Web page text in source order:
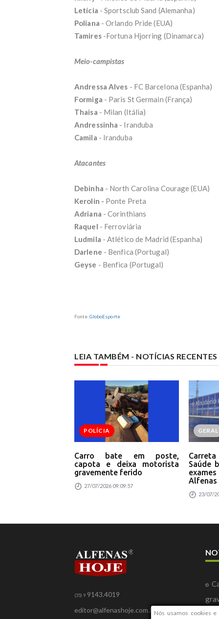
Letícia - Sportsclub Sand (Alemanha)
Poliana - Orlando Pride (EUA)
Tamires -Fortuna Hjorring (Dinamarca)
Meio-campistas
Andressa Alves - FC Barcelona (Espanha)
Formiga - Paris St Germain (França)
Thaisa - Milan (Itália)
Andressinha - Iranduba
Camila - Iranduba
Atacantes
Debinha - North Carolina Courage (EUA)
Kerolin - Ponte Preta
Adriana - Corinthians
Raquel - Ferroviária
Ludmila - Atlético de Madrid (Espanha)
Darlene - Benfica (Portugal)
Geyse - Benfica (Portugal)
Fonte:GloboEsporte
LEIA TAMBÉM - NOTÍCIAS
POLÍCIA
Carro bate em poste,
capota e deixa motorista
gravemente ferido
27/07/2026 09:09:57
GERAL
Saúde
Alfenas
23/07/
Nós usamos cookies
(35) 9 9143.4019
editor@alfenashoje.com.br